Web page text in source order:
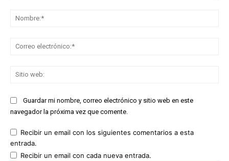
Guardar mi nombre, correo electrónico y sitio web en este
navegador la próxima vez que comente.
Recibir un email con los siguientes comentarios a esta
entrada.
Recibir un email con cada nueva entrada.